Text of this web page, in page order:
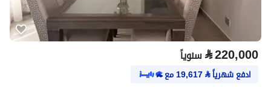
⃁220,000 سنوياً
ادفع شهرياً⃁
19,617مع